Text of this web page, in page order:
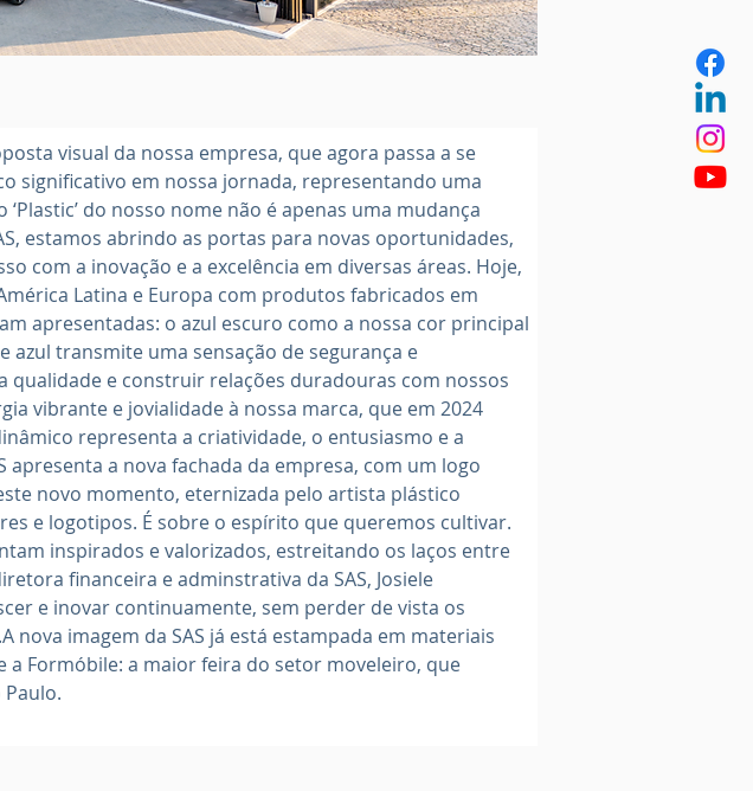
visual da nossa empresa, que agora passa a se
significativo em nossa jornada, representando uma
do nosso nome não é apenas uma mudança
estamos abrindo as portas para novas oportunidades,
com a inovação e a excelência em diversas áreas. Hoje,
Latina e Europa com produtos fabricados em
apresentadas: o azul escuro como a nossa cor principal
transmite uma sensação de segurança e
e construir relações duradouras com nossos
vibrante e jovialidade à nossa marca, que em 2024
representa a criatividade, o entusiasmo e a
a nova fachada da empresa, com um logo
novo momento, eternizada pelo artista plástico
e logotipos. É sobre o espírito que queremos cultivar.
inspirados e valorizados, estreitando os laços entre
financeira e adminstrativa da SAS, Josiele
e inovar continuamente, sem perder de vista os
imagem da SAS já está estampada em materiais
a Formóbile: a maior feira do setor moveleiro, que
Paulo.